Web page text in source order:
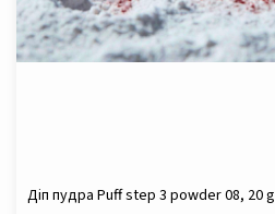
Діп пудра Puff step 3 powder 08, 20 g